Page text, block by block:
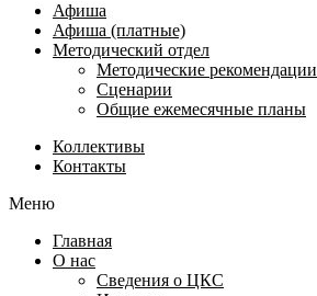
Афиша
Афиша (платные)
Методический отдел
Методические рекомендации
Сценарии
Общие ежемесячные планы
Коллективы
Контакты
Меню
Главная
О нас
Сведения о ЦКС